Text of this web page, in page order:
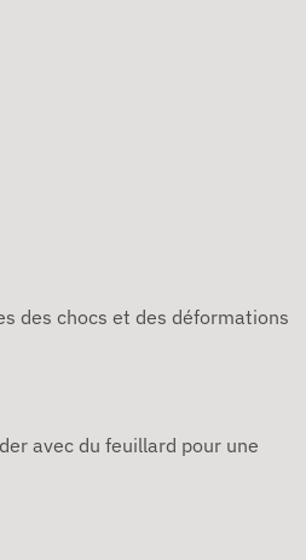
des chocs et des déformations
avec du feuillard pour une